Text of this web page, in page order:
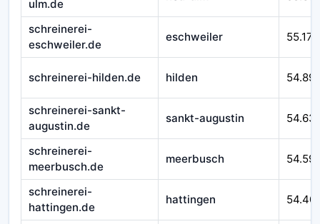
ulm.de
schreinerei-
eschweiler.de
eschweiler 55.171
schreinerei-hilden.de hilden
schreinerei-sankt-
augustin.de
sankt-augustin 54.631
schreinerei-
meerbusch.de
meerbusch
schreinerei-
hattingen.de
hattingen